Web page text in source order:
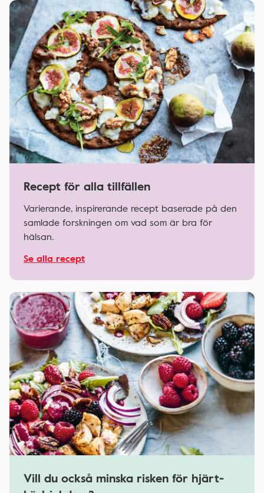
Recept för alla tillfällen
Varierande, inspirerande recept baserade på den
samlade forskningen om vad som är bra för
hälsan.
Se alla recept
Vill du också minska risken för hjärt-